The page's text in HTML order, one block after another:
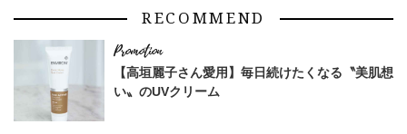
RECOMMEND
【高垣麗子さん愛用】毎日続けたくなる〝美肌想
い〟のUVクリーム